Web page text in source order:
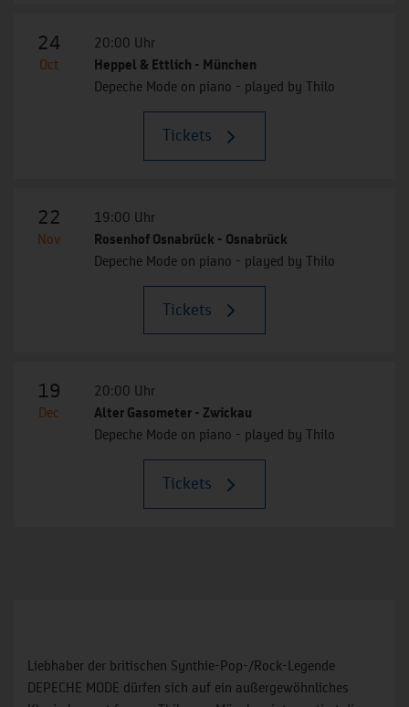
24
Oct
20:00 Uhr
Heppel & Ettlich - München
Depeche Mode on piano - played by Thilo
Tickets
22
Nov
19:00 Uhr
Rosenhof Osnabrück - Osnabrück
Depeche Mode on piano - played by Thilo
Tickets
19
Dec
20:00 Uhr
Alter Gasometer - Zwickau
Depeche Mode on piano - played by Thilo
Tickets
Liebhaber der britischen Synthie-Pop-/Rock-Legende
DEPECHE MODE dürfen sich auf ein außergewöhnliches